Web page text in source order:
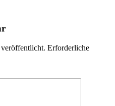
Erforderliche